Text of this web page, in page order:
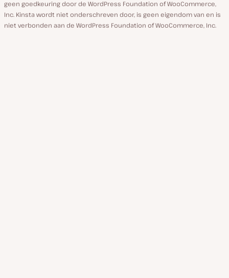
geen goedkeuring door de WordPress Foundation of WooCommerce,
Inc. Kinsta wordt niet onderschreven door, is geen eigendom van en is
niet verbonden aan de WordPress Foundation of WooCommerce, Inc.